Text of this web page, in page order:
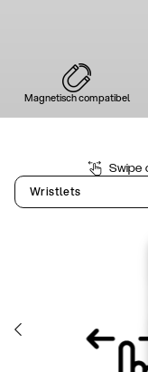
Magnetisch compatibel
Swipe
Wristlets